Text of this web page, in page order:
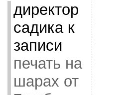
директор
садикак
записи
печать на
шарах от